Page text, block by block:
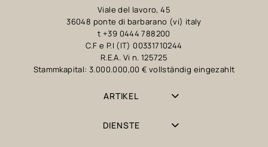
Viale del lavoro, 45
36048 ponte di barbarano (vi) italy
t +39 0444 788200
C.F e P.I (IT) 00331710244
R.E.A. Vi n. 125725
Stammkapital: 3.000.000,00 € vollständig eingezahlt
ARTIKEL
DIENSTE